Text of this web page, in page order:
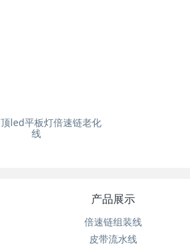
led平板灯倍速链老化
线
产品展示
倍速链组装线
皮带流水线